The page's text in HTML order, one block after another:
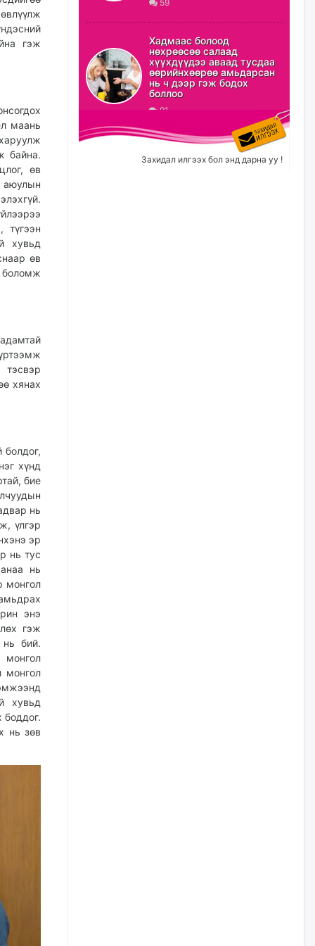
гэж
маань
байна.
өв
аюулын
түгээн
хувьд
өв
боломж
хянах
хүнд
бие
нь
үлгэр
эр
нь тус
нь
монгол
энэ
гэж
нь бий.
монгол
монгол
хувьд
боддог.
нь зөв
ХЗДХ-ын сайд С.Амарсайхан:
Авлигаар авсан хөрөнгийг
хурааж, нийгмийн сайн
сайхны хөгжилд зориулах
бөгөөд үүнийг хэд хэдэн эрх
бүхий байгууллагаас санал авна
өчигдѳр
Шатахууныг олдож байгаа
газраас нь л авч байна. Үнэ
тарифаас илүү хангамж дээр
анхаарч байна
59
Хадмаас болоод
нөхрөөсөө салаад
хүүхдүүдээ аваад тусдаа
өөрийнхөөрөө амьдарсан
нь ч дээр гэж бодох
боллоо
91
Захидал илгээх бол энд дарна уу !